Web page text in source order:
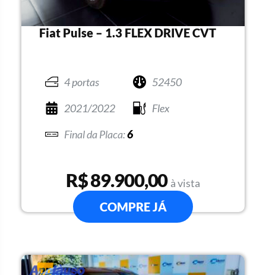
Fiat Pulse – 1.3 FLEX DRIVE CVT
4 portas
52450
2021/2022
Flex
6
R$ 89.900,00 à vista
COMPRE JÁ